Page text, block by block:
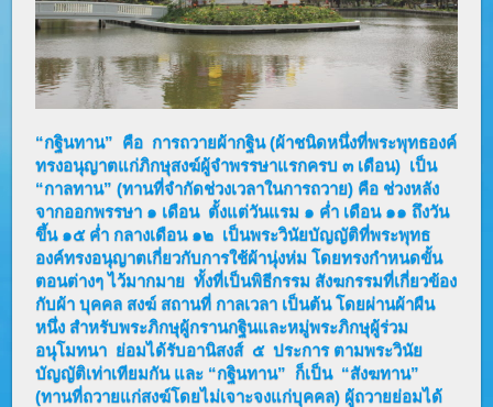
“กฐินทาน” คือ การถวายผ้ากฐิน (ผ้าชนิดหนึ่งที่พระพุทธองค์
ทรงอนุญาตแก่ภิกษุสงฆ์ผู้จำพรรษาแรกครบ ๓ เดือน) เป็น
“กาลทาน” (ทานที่จำกัดช่วงเวลาในการถวาย) คือ ช่วงหลัง
จากออกพรรษา ๑ เดือน ตั้งแต่วันแรม ๑ ค่ำ เดือน ๑๑ ถึงวัน
ขึ้น ๑๕ ค่ำ กลางเดือน ๑๒ เป็นพระวินัยบัญญัติที่พระพุทธ
องค์ทรงอนุญาตเกี่ยวกับการใช้ผ้านุ่งห่ม โดยทรงกำหนดขั้น
ตอนต่างๆ ไว้มากมาย ทั้งที่เป็นพิธีกรรม สังฆกรรมที่เกี่ยวข้อง
กับผ้า บุคคล สงฆ์ สถานที่ กาลเวลา เป็นต้น โดยผ่านผ้าผืน
หนึ่ง สำหรับพระภิกษุผู้กรานกฐินและหมู่พระภิกษุผู้ร่วม
อนุโมทนา ย่อมได้รับอานิสงส์ ๕ ประการ ตามพระวินัย
บัญญัติเท่าเทียมกัน และ “กฐินทาน” ก็เป็น “สังฆทาน”
(ทานที่ถวายแก่สงฆ์โดยไม่เจาะจงแก่บุคคล) ผู้ถวายย่อมได้